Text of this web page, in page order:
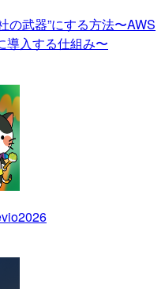
の武器”にする方法〜AWS
導入する仕組み〜